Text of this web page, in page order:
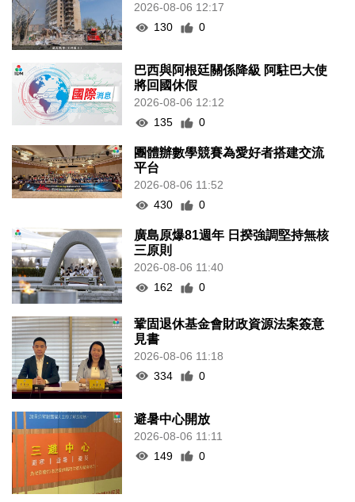
2026-08-06 12:17
130
0
巴西與阿根廷關係降級 阿駐巴大使
將回國休假
2026-08-06 12:12
135
0
團體辦數學競賽為愛好者搭建交流
平台
2026-08-06 11:52
430
0
廣島原爆81週年 日揆強調堅持無核
三原則
2026-08-06 11:40
162
0
鞏固退休基金會財政資源法案簽意
見書
2026-08-06 11:18
334
0
避暑中心開放
2026-08-06 11:11
149
0